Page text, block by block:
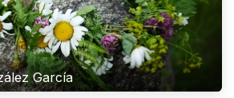
García